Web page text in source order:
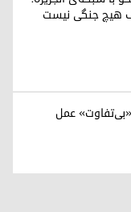
هیچ جنگی نیست
عمل